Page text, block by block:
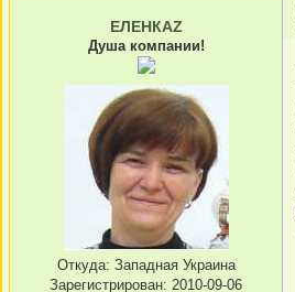
ЕЛЕНКАZ
Душа компании!
Откуда: Западная Украина
Зарегистрирован: 2010-09-06